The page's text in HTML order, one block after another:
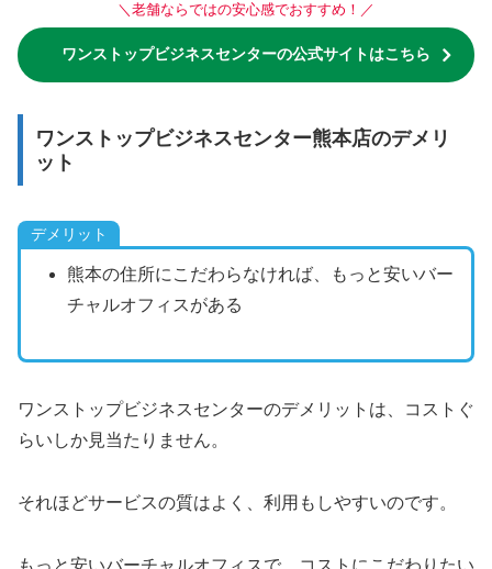
＼老舗ならではの安心感でおすすめ！／
ワンストップビジネスセンターの公式サイトはこちら
ワンストップビジネスセンター熊本店のデメリ
ット
デメリット
熊本の住所にこだわらなければ、もっと安いバー
チャルオフィスがある
ワンストップビジネスセンターのデメリットは、コストぐ
らいしか見当たりません。
それほどサービスの質はよく、利用もしやすいのです。
もっと安いバーチャルオフィスで、コストにこだわりたい